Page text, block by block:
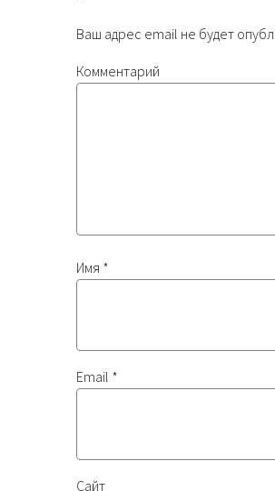
Ваш адрес email не будет
Комментарий
Имя *
Email *
Сайт